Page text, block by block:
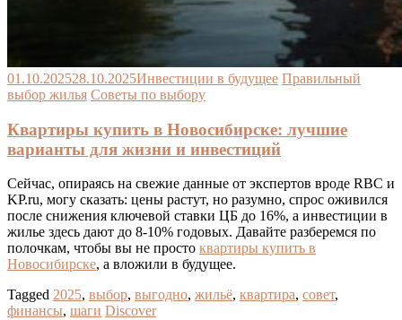
01.10.202528.10.2025Инвестиции в будущее Правильный
выбор жилья Советы по выбору
Квартиры купить в Новосибирске: лучшие
варианты для жизни и инвестиций
Сейчас, опираясь на свежие данные от экспертов вроде RBC и
KP.ru, могу сказать: цены растут, но разумно, спрос оживился
после снижения ключевой ставки ЦБ до 16%, а инвестиции в
жилье здесь дают до 8-10% годовых. Давайте разберемся по
полочкам, чтобы вы не просто квартиры купить в
Новосибирске, а вложили в будущее.
Tagged 2025, выбор, выгодно, жильё, квартира, совет,
финансы, шаги Discover